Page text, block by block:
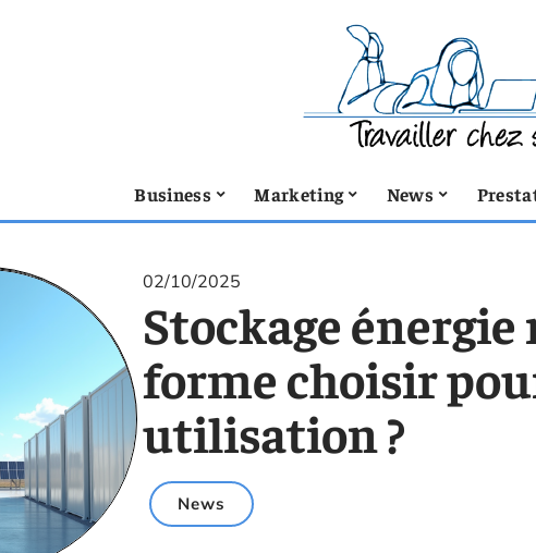
Business Marketing News
02/10/2025
Stockage
forme choisir
utilisation ?
News